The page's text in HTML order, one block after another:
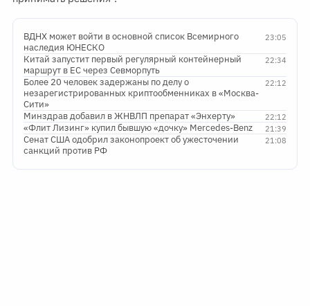
23:05
ВДНХ может войти в основной список Всемирного
наследия ЮНЕСКО
22:34
Китай запустит первый регулярный контейнерный
маршрут в ЕС через Севморпуть
22:12
Более 20 человек задержаны по делу о
незарегистрированных криптообменниках в «Москва-
Сити»
22:12
Минздрав добавил в ЖНВЛП препарат «Энхерту»
21:39
«Флит Лизинг» купил бывшую «дочку» Mercedes-Benz
21:08
Сенат США одобрил законопроект об ужесточении
санкций против РФ